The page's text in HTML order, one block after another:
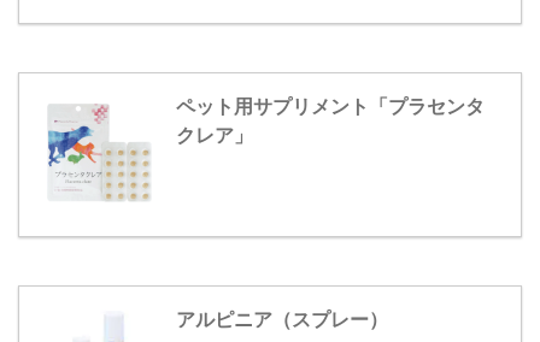
ペット用サプリメント「プラセンタ
クレア」
アルピニア（スプレー）